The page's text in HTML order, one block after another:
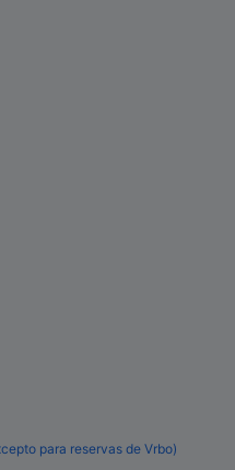
para reservas de Vrbo)